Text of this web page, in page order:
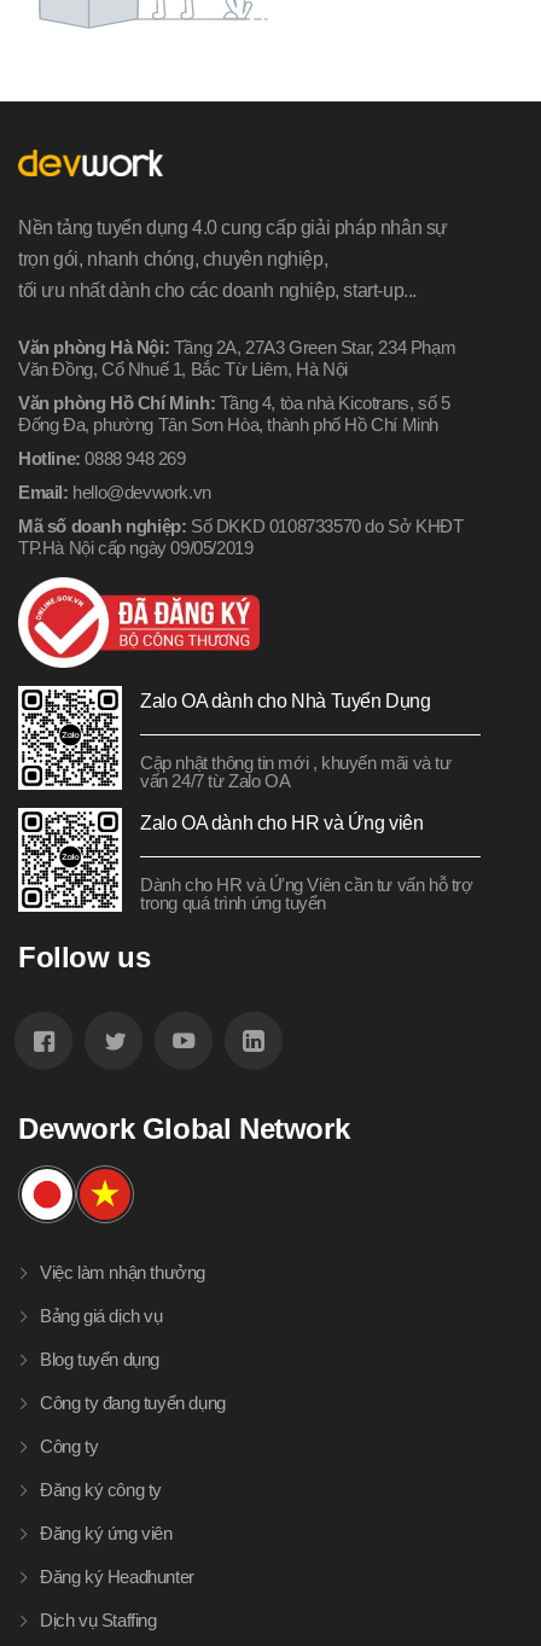
Nền tảng tuyển dụng 4.0 cung cấp giải pháp nhân sự
trọn gói, nhanh chóng, chuyên nghiệp,
tối ưu nhất dành cho các doanh nghiệp, start-up...
Văn phòng Hà Nội: Tầng 2A, 27A3 Green Star, 234 Phạm
Văn Đồng, Cổ Nhuế 1, Bắc Từ Liêm, Hà Nội
Văn phòng Hồ Chí Minh: Tầng 4, tòa nhà Kicotrans, số 5
Đống Đa, phường Tân Sơn Hòa, thành phố Hồ Chí Minh
Hotline: 0888 948 269
Email: hello@devwork.vn
Mã số doanh nghiệp: Số DKKD 0108733570 do Sở KHĐT
TP.Hà Nội cấp ngày 09/05/2019
Zalo OA dành cho Nhà Tuyển Dụng
Cập nhật thông tin mới , khuyến mãi và tư
vấn 24/7 từ Zalo OA
Zalo OA dành cho HR và Ứng viên
Dành cho HR và Ứng Viên cần tư vấn hỗ trợ
trong quá trình ứng tuyển
Follow us
Devwork Global Network
Việc làm nhận thưởng
Bảng giá dịch vụ
Blog tuyển dụng
Công ty đang tuyển dụng
Công ty
Đăng ký công ty
Đăng ký ứng viên
Đăng ký Headhunter
Dịch vụ Staffing